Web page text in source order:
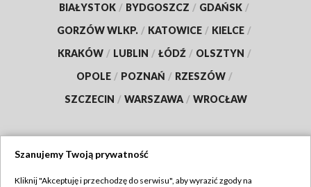
BIAŁYSTOK / BYDGOSZCZ / GDAŃSK /
GORZÓW WLKP. / KATOWICE / KIELCE /
KRAKÓW / LUBLIN / ŁÓDŹ / OLSZTYN /
OPOLE / POZNAŃ / RZESZÓW /
SZCZECIN / WARSZAWA / WROCŁAW
Szanujemy Twoją prywatność
Kliknij "Akceptuję i przechodzę do serwisu", aby wyrazić zgody na